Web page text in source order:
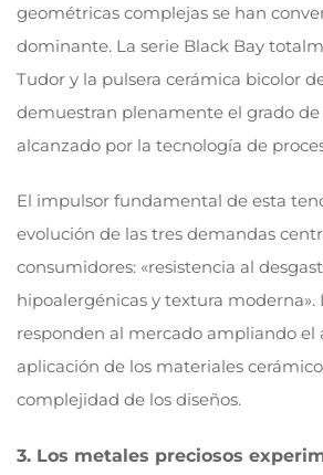
geométricas complejas se han
dominante. La serie Black Bay
Tudor y la pulsera cerámica bicolor
demuestran plenamente el grado
alcanzado por la tecnología de
El impulsor fundamental de esta
evolución de las tres demandas
consumidores: «resistencia al
hipoalergénicas y textura moderna».
responden al mercado ampliando el
aplicación de los materiales
complejidad de los diseños.
3. Los metales preciosos